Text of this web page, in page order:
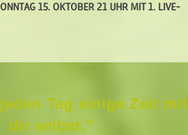
15. OKTOBER 21 UHR MIT 1. LIVE-
Tag einige Zeit mit
dir selbst."